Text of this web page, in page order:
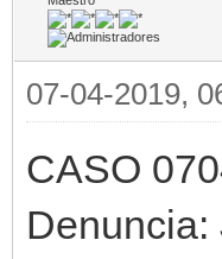
07-04-2019,
CASO
Denuncia: